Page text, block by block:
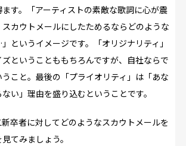
す。「アーティストの素敵な歌詞に心が震
カウトメールにしたためるならどのような
というイメージです。「オリジナリティ」
ということももちろんですが、自社ならで
こと。最後の「プライオリティ」は「あな
い」理由を盛り込むということです。
卒者に対してどのようなスカウトメールを
てみましょう。